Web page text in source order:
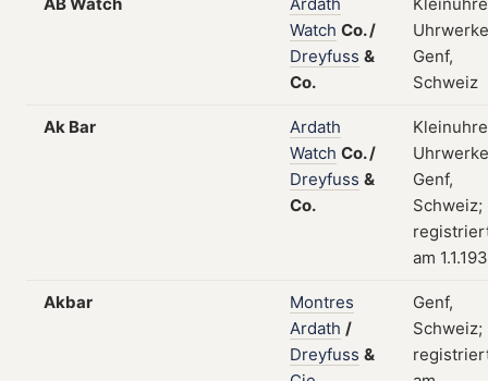
Watch Co./
Dreyfuss &
Co.
Genf,
Schweiz
Ak Bar
Ardath
Watch Co./
Dreyfuss &
Co.
Genf,
Schweiz;
am
Akbar
Montres
Ardath /
Dreyfuss &
Genf,
Schweiz;